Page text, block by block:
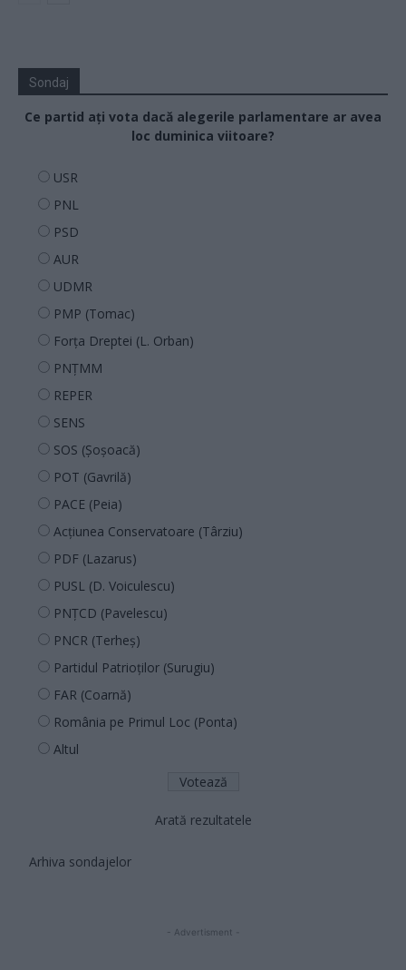
Sondaj
Ce partid ați vota dacă alegerile parlamentare ar avea
loc duminica viitoare?
USR
PNL
PSD
AUR
UDMR
PMP (Tomac)
Forța Dreptei (L. Orban)
PNȚMM
REPER
SENS
SOS (Șoșoacă)
POT (Gavrilă)
PACE (Peia)
Acțiunea Conservatoare (Târziu)
PDF (Lazarus)
PUSL (D. Voiculescu)
PNȚCD (Pavelescu)
PNCR (Terheș)
Partidul Patrioților (Surugiu)
FAR (Coarnă)
România pe Primul Loc (Ponta)
Altul
Arată rezultatele
Arhiva sondajelor
- Advertisment -